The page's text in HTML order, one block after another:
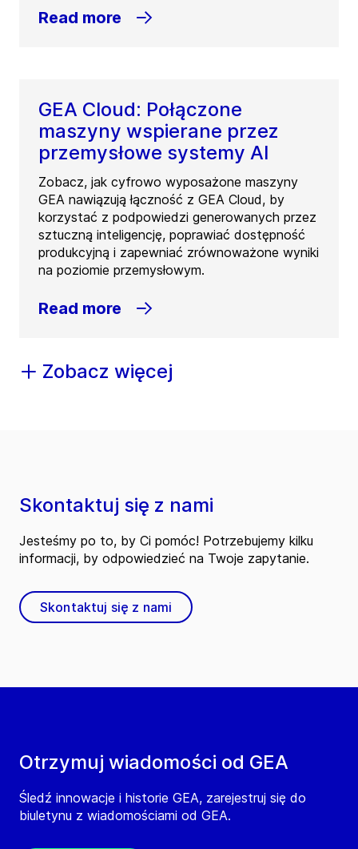
Read more
GEA Cloud: Połączone
maszyny wspierane przez
przemysłowe systemy AI
Zobacz, jak cyfrowo wyposażone maszyny
GEA nawiązują łączność z GEA Cloud, by
korzystać z podpowiedzi generowanych przez
sztuczną inteligencję, poprawiać dostępność
produkcyjną i zapewniać zrównoważone wyniki
na poziomie przemysłowym.
Read more
Zobacz więcej
Otrzymuj wiadomości od GEA
Śledź innowacje i historie GEA, zarejestruj się do
biuletynu z wiadomościami od GEA.
Skontaktuj się z nami
Jesteśmy po to, by Ci pomóc! Potrzebujemy kilku
informacji, by odpowiedzieć na Twoje zapytanie.
Skontaktuj się z nami